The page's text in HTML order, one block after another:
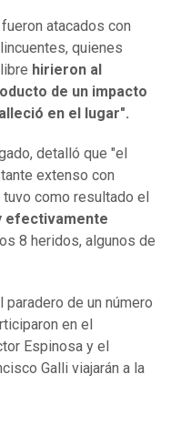
atacados con
quienes
hirieron al
de un impacto
en el lugar".
detalló que "el
extenso con
como resultado el
efectivamente
8 heridos, algunos de
de un número
en el
Espinosa y el
Galli viajarán a la